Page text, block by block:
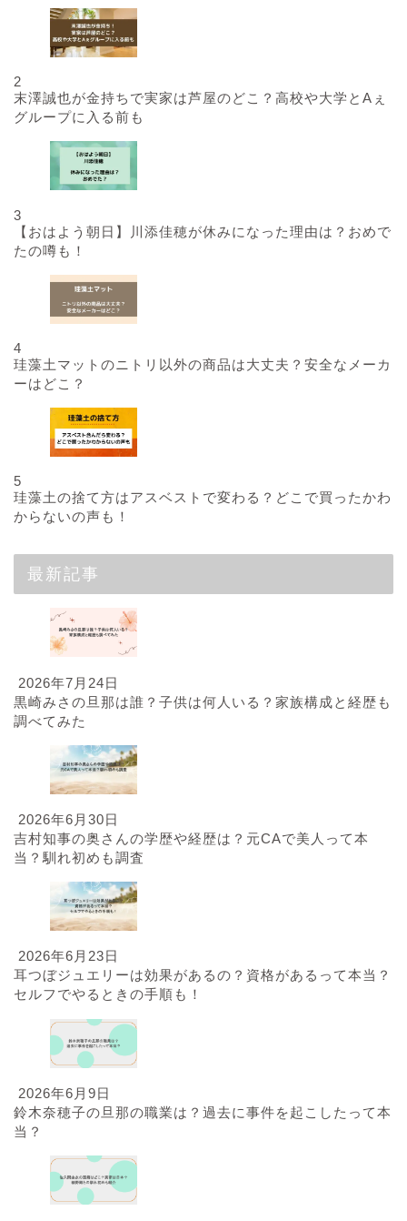
2
末澤誠也が金持ちで実家は芦屋のどこ？高校や大学とAぇ
グループに入る前も
3
【おはよう朝日】川添佳穂が休みになった理由は？おめで
たの噂も！
4
珪藻土マットのニトリ以外の商品は大丈夫？安全なメーカ
ーはどこ？
5
珪藻土の捨て方はアスベストで変わる？どこで買ったかわ
からないの声も！
最新記事
2026年7月24日
黒崎みさの旦那は誰？子供は何人いる？家族構成と経歴も
調べてみた
2026年6月30日
吉村知事の奥さんの学歴や経歴は？元CAで美人って本
当？馴れ初めも調査
2026年6月23日
耳つぼジュエリーは効果があるの？資格があるって本当？
セルフでやるときの手順も！
2026年6月9日
鈴木奈穂子の旦那の職業は？過去に事件を起こしたって本
当？